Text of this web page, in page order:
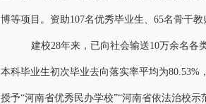
博等项目。资助107名优秀毕业生、65名骨干
建校28年来，已向社会输送10万余名各
本科毕业生初次毕业去向落实率平均为80.53%
授予“河南省优秀民办学校”“河南省依法治校